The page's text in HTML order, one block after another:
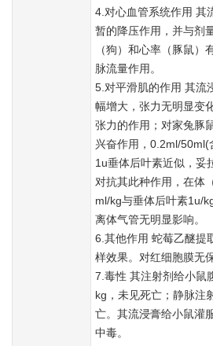
4.对心血管系统作用 其
暂的降压作用，并与剂
（狗）和心率（豚鼠）
脉流量作用。
5.对平滑肌的作用 其流
幅增大，张力无明显变
张力的作用；对家兔豚
兴奋作用，0.2ml/
1u垂体后叶素近似，妥
对抗其此种作用，在体
ml/kg与垂体后叶素1u/
离体气管无明显影响。
6.其他作用 蛇莓乙醚提
样效果。对红细胞膜无
7.毒性 其注射剂给小鼠
kg，未见死亡；静脉注
亡。其流浸膏给小鼠灌
中毒。